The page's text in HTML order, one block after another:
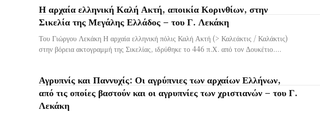
Η αρχαία ελληνική Καλή Ακτή, αποικία Κορινθίων, στην
Σικελία της Μεγάλης Ελλάδος – του Γ. Λεκάκη
Του Γιώργου Λεκάκη Η αρχαία ελληνική πόλις Καλή Ακτή (> Καλεάκτις / Καλάκτις)
στην βόρεια ακτογραμμή της Σικελίας, ιδρύθηκε το 446 π.Χ. από τον Δουκέτιο....
Αγρυπνίς και Παννυχίς: Οι αγρύπνιες των αρχαίων Ελλήνων,
από τις οποίες βαστούν και οι αγρυπνίες των χριστιανών – του Γ.
Λεκάκη